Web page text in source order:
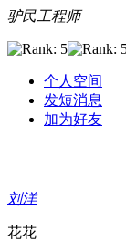
驴民工程师
个人空间
发短消息
加为好友
刘洋
花花